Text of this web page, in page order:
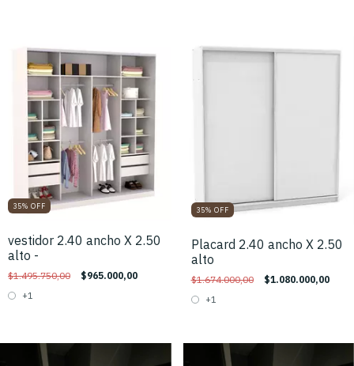
35% OFF
vestidor 2.40 ancho X 2.50
alto -
$1.495.750,00 $965.000,00
+1
35% OFF
Placard 2.40 ancho X 2.50
alto
$1.674.000,00 $1.080.000,00
+1